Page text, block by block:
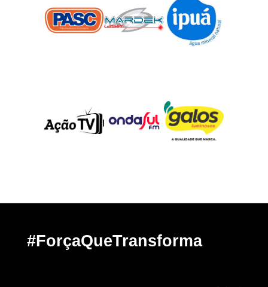
#ForçaQueTransforma